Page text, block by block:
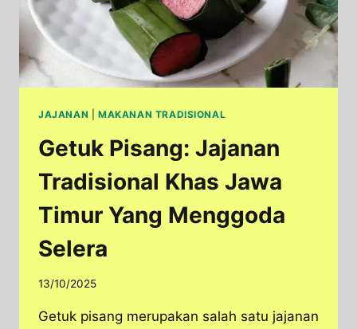
JAJANAN MAKANAN TRADISIONAL
Getuk Pisang: Jajanan
Tradisional Khas Jawa
Timur Yang Menggoda
Selera
13/10/2025
Getuk pisang merupakan salah satu jajanan